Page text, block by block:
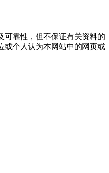
可靠性，但不保证有关资料的
或个人认为本网站中的网页或